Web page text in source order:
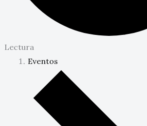
Lectura
Eventos